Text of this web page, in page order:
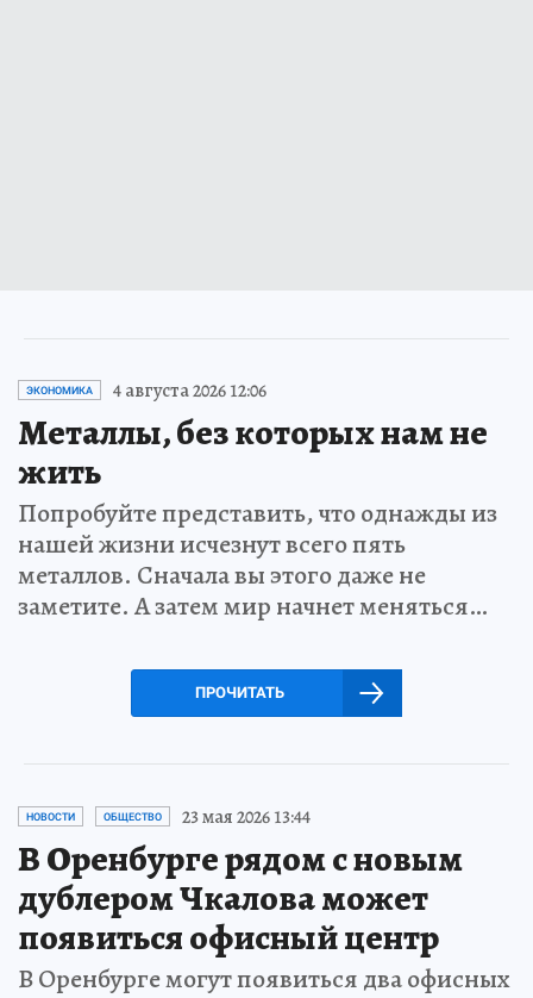
ЭКОНОМИКА 4 августа 2026 12:06
Металлы, без которых нам не
жить
Попробуйте представить, что однажды из
нашей жизни исчезнут всего пять
металлов. Сначала вы этого даже не
заметите. А затем мир начнет меняться…
ПРОЧИТАТЬ
НОВОСТИ ОБЩЕСТВО 23 мая 2026 13:44
В Оренбурге рядом с новым
дублером Чкалова может
появиться офисный центр
В Оренбурге могут появиться два офисных